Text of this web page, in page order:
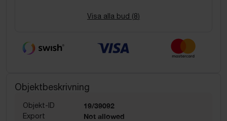
Visa alla bud (8)
Objektbeskrivning
Objekt-ID 19/39092
Export Not allowed